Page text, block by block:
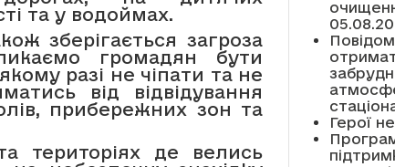
та у водоймах.
зберігається загроза
громадян бути
разі не чіпати та не
від відвідування
прибережних зон та
територіях де велись
Герої